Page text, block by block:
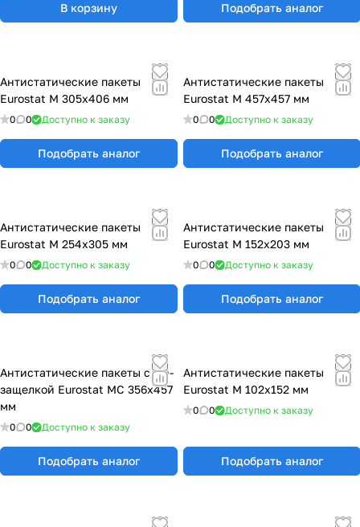
В корзину Подобрать аналог
Антистатические пакеты
Eurostat М 305х406 мм
0 0 Доступно к заказу
Подобрать аналог
Антистатические пакеты
Eurostat М 457х457 мм
0 0 Доступно к заказу
Подобрать аналог
Антистатические пакеты
Eurostat М 254х305 мм
0 0 Доступно к заказу
Подобрать аналог
Антистатические пакеты
Eurostat М 152х203 мм
0 0 Доступно к заказу
Подобрать аналог
Антистатические пакеты с zip-
защелкой Eurostat МС 356х457
мм
0 0 Доступно к заказу
Подобрать аналог
Антистатические пакеты
Eurostat М 102х152 мм
0 0 Доступно к заказу
Подобрать аналог